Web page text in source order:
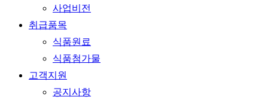
사업비전
취급품목
식품원료
식품첨가물
고객지원
공지사항